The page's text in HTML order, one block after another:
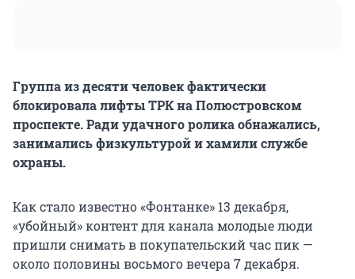
Группа из десяти человек фактически
блокировала лифты ТРК на Полюстровском
проспекте. Ради удачного ролика обнажались,
занимались физкультурой и хамили службе
охраны.
Как стало известно «Фонтанке» 13 декабря,
«убойный» контент для канала молодые люди
пришли снимать в покупательский час пик —
около половины восьмого вечера 7 декабря.